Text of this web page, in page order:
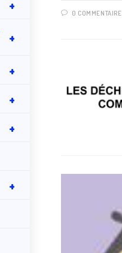
0 COMMENTAIRE